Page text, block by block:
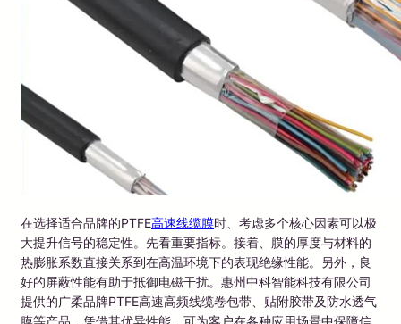
在选择适合品牌的PTFE高速线缆膜时、考虑多个核心因素可以极
大提升信号的稳定性。先看重要指标。接着、膜的厚度与材料的
热膨胀系数直接关系到在高温环境下的表现绝缘性能。另外，良
好的屏蔽性能有助于抵御电磁干扰。惠州中科智能科技有限公司
提供的广柔品牌PTFE高速高频线缆卷包带、贴附胶带及防水透气
膜等产品，凭借其优异性能，可为客户在各种应用场景中保障信